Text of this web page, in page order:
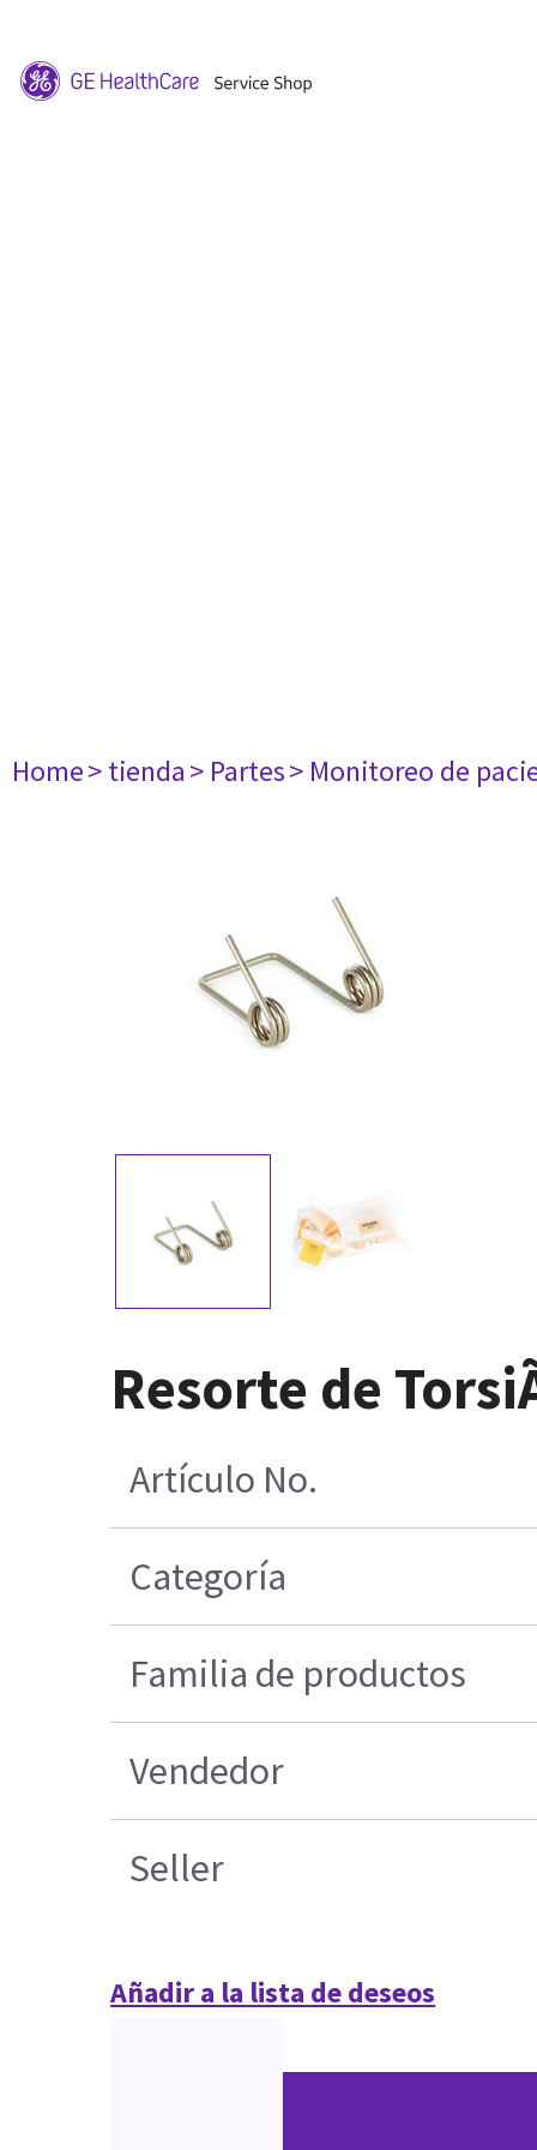
Home> tienda> Partes> Monitoreo de
Resorte de
Artículo No.
Categoría
Familia de productos
Vendedor
Seller
Añadir a la lista de deseos